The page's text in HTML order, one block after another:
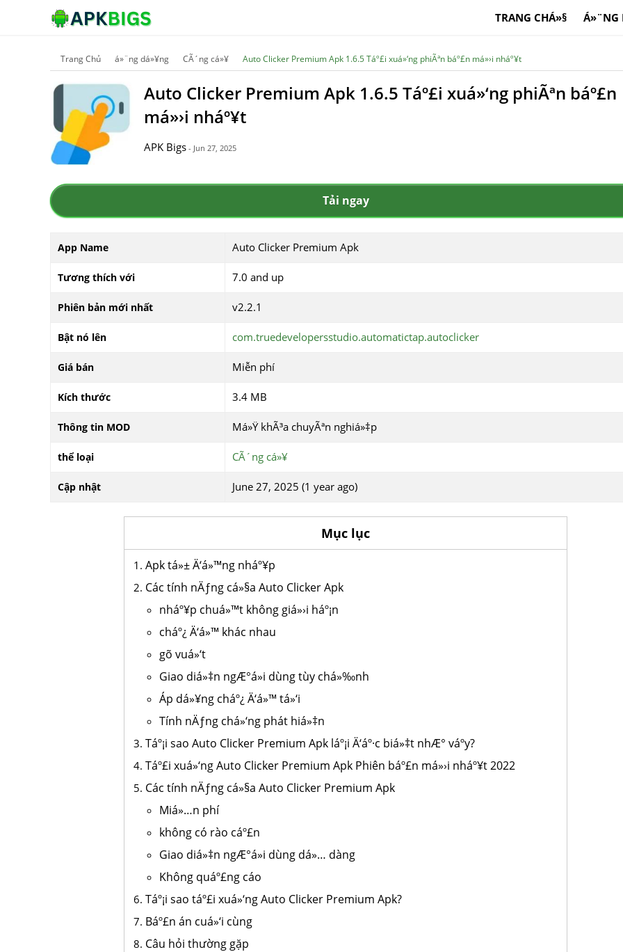
TRANG CHÁ»§ Á»¨NG
Trang Chủ á»¨ng dá»¥ng CÃ´ng cá»¥ Auto Clicker Premium Apk 1.6.5 Táº£i xuá»‘ng phiÃªn báº£n má»›i nháº¥t
Auto Clicker Premium Apk 1.6.5 Táº£i xuá»‘ng phiÃªn báº£n
má»›i nháº¥t
APK Bigs - Jun 27, 2025
Tải ngay
App Name Auto Clicker Premium Apk
Tương thích với 7.0 and up
Phiên bản mới nhất v2.2.1
Bật nó lên com.truedevelopersstudio.automatictap.autoclicker
Giá bán Miễn phí
Kích thước 3.4 MB
Thông tin MOD Má»Ÿ khÃ³a chuyÃªn nghiá»‡p
thể loại CÃ´ng cá»¥
Cập nhật June 27, 2025 (1 year ago)
Mục lục
Apk tá»± Ä‘á»™ng nháº¥p
Các tính nÄƒng cá»§a Auto Clicker Apk
nháº¥p chuá»™t không giá»›i háº¡n
cháº¿ Ä‘á»™ khác nhau
gõ vuá»‘t
Giao diá»‡n ngÆ°á»i dùng tùy chá»‰nh
Áp dá»¥ng cháº¿ Ä‘á»™ tá»‘i
Tính nÄƒng chá»‘ng phát hiá»‡n
Táº¡i sao Auto Clicker Premium Apk láº¡i Ä‘áº·c biá»‡t nhÆ° váº­y?
Táº£i xuá»‘ng Auto Clicker Premium Apk Phiên báº£n má»›i nháº¥t 2022
Các tính nÄƒng cá»§a Auto Clicker Premium Apk
Miá»…n phí
không có rào cáº£n
Giao diá»‡n ngÆ°á»i dùng dá»… dàng
Không quáº£ng cáo
Táº¡i sao táº£i xuá»‘ng Auto Clicker Premium Apk?
Báº£n án cuá»‘i cùng
Câu hỏi thường gặp